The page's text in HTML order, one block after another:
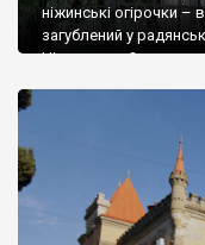
ніжинські огірочки –
загублений у
Ніжин греки?